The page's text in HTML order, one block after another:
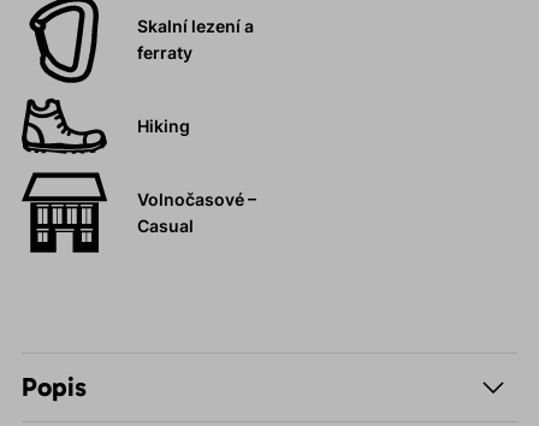
Skalní lezení a
ferraty
Hiking
Volnočasové –
Casual
Popis